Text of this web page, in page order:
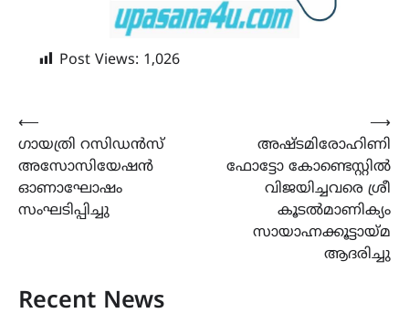
Post Views: 1,026
Post
navigation
⟵
ഗായത്രി റസിഡൻസ്
അസോസിയേഷൻ
ഓണാഘോഷം
സംഘടിപ്പിച്ചു
അഷ്ടമിരോഹിണി
ഫോട്ടോ കോണ്ടെസ്റ്റിൽ
വിജയിച്ചവരെ ശ്രീ
കൂടൽമാണിക്യം
സായാഹ്നക്കൂട്ടായ്മ
ആദരിച്ചു
⟶
Recent News